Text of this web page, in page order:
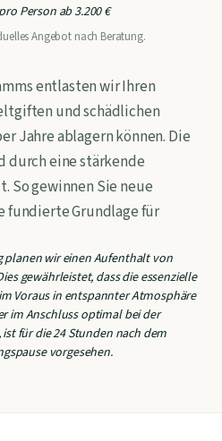
Person ab 3.200 €
Angebot nach Beratung.
entlasten wir Ihren
und schädlichen
Jahre ablagern können. Die
durch eine stärkende
So gewinnen Sie neue
fundierte Grundlage für
planen wir einen Aufenthalt von
gewährleistet, dass die essenzielle
Voraus in entspannter Atmosphäre
im Anschluss optimal bei der
für die 24 Stunden nach dem
vorgesehen.